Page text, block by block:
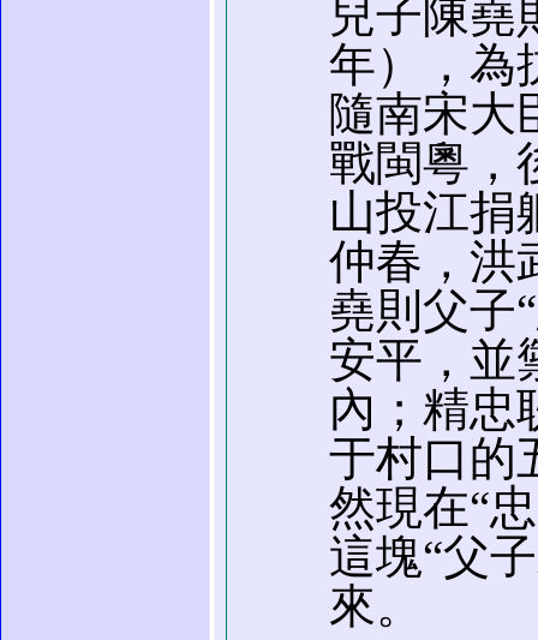
兒子陳堯
年），為
隨南宋大
戰閩粵，
山投江捐
仲春，洪
堯則父子
安平，並
內；精忠
于村口的
然現在“
這塊“父
來。